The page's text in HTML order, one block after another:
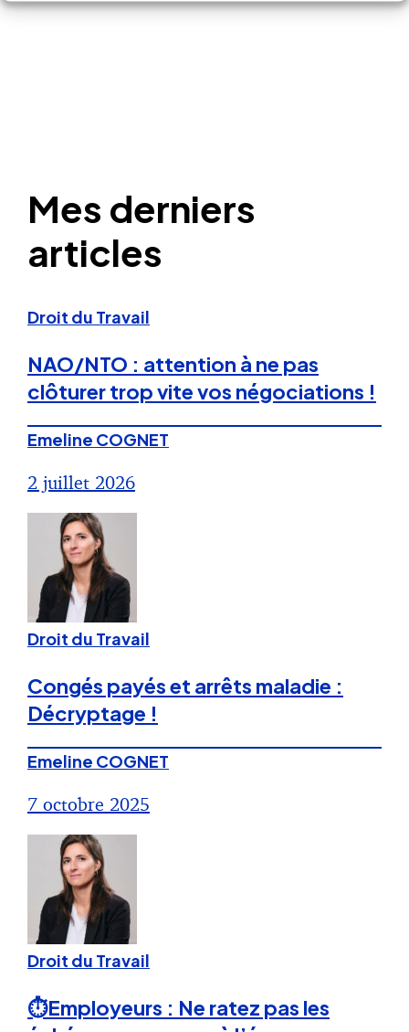
Mes derniers
articles
Droit du Travail
NAO/NTO : attention à ne pas
clôturer trop vite vos négociations !
Emeline COGNET
2 juillet 2026
Droit du Travail
Congés payés et arrêts maladie :
Décryptage !
Emeline COGNET
7 octobre 2025
Droit du Travail
⏱Employeurs : Ne ratez pas les